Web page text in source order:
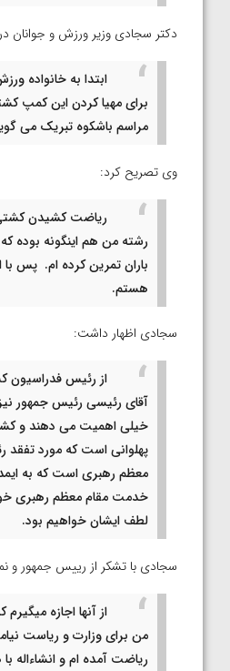
دکتر سجادی وزیر ورزش و جوانان
ابتدا به خانواده
برای مهیا کردن این کمپ
مراسم باشکوه تبریک می
وی تصریح کرد:
ریاضت کشیدن کشتی
رشته من هم اینگونه بوده
باران تمرین کرده ام. پس
هستم.
سجادی اظهار داشت:
از رئیس فدراسیون
آقای رئیسی رئیس جمهور
خیلی اهمیت می دهند و
پهلوانی است که مورد تفقد
معظم رهبری است که به
خدمت مقام معظم رهبری
لطف ایشان خواهیم بود.
سجادی با تشکر از رییس جمهور و
از آنها اجازه
من برای وزارت و ریاست
ریاضت آمده ام و انشاءاله